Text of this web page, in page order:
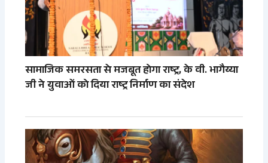
सामाजिक समरसता से मजबूत होगा राष्ट्र, के वी. भागैय्या
जी ने युवाओं को दिया राष्ट्र निर्माण का संदेश